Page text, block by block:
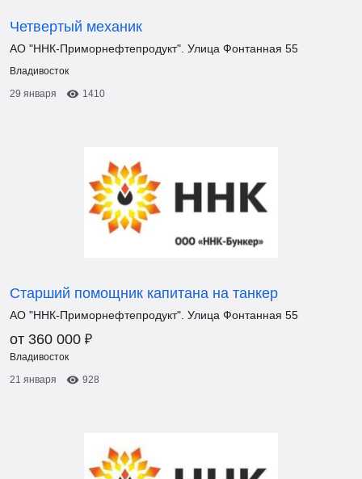
Четвертый механик
АО "ННК-Приморнефтепродукт". Улица Фонтанная 55
Владивосток
29 января
1410
Старший помощник капитана на танкер
АО "ННК-Приморнефтепродукт". Улица Фонтанная 55
от 360 000 ₽
Владивосток
21 января
928